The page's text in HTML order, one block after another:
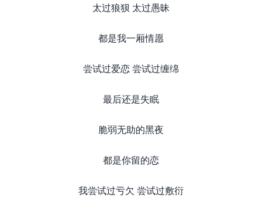
太过狼狈 太过愚昧
都是我一厢情愿
尝试过爱恋 尝试过缠绵
最后还是失眠
脆弱无助的黑夜
都是你留的恋
我尝试过亏欠 尝试过敷衍